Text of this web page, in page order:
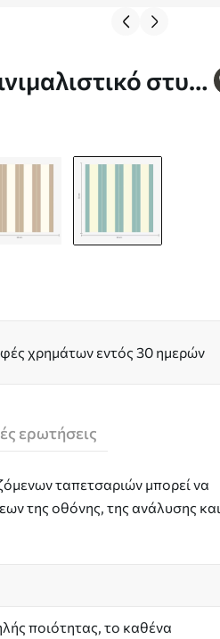
χρημάτων εντός 30 ημερών
ερωτήσεις
ταπετσαριών μπορεί να
της οθόνης, της ανάλυσης και
ποιότητας, το καθένα